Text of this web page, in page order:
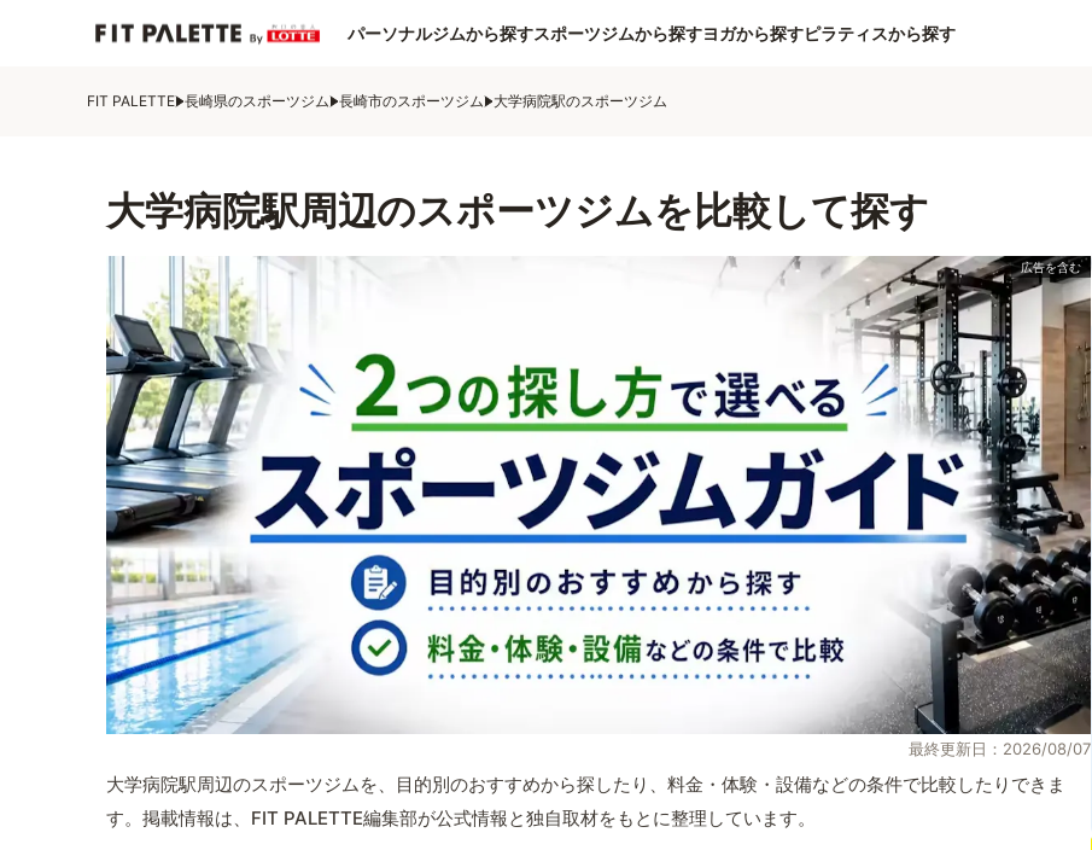
パーソナルジムから探すスポーツジムから探すヨガから探すピラティスから探す
FIT PALETTE 長崎県のスポーツジム 長崎市のスポーツジム 大学病院駅のスポーツジム
大学病院駅周辺のスポーツジムを比較して探す
最終更新日：2026/08/07
大学病院駅周辺のスポーツジムを、目的別のおすすめから探したり、料金・体験・設備などの条件で比較したりできま
す。掲載情報は、FIT PALETTE編集部が公式情報と独自取材をもとに整理しています。